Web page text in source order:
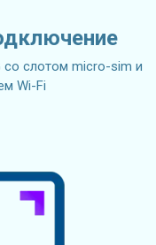
слотом micro-sim и
Wi-Fi